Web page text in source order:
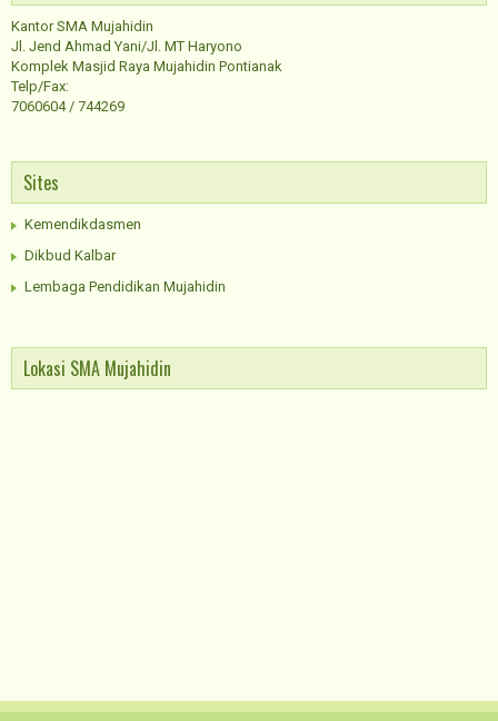
Kantor SMA Mujahidin
Jl. Jend Ahmad Yani/Jl. MT Haryono
Komplek Masjid Raya Mujahidin Pontianak
Telp/Fax:
7060604 / 744269
Sites
Kemendikdasmen
Dikbud Kalbar
Lembaga Pendidikan Mujahidin
Lokasi SMA Mujahidin